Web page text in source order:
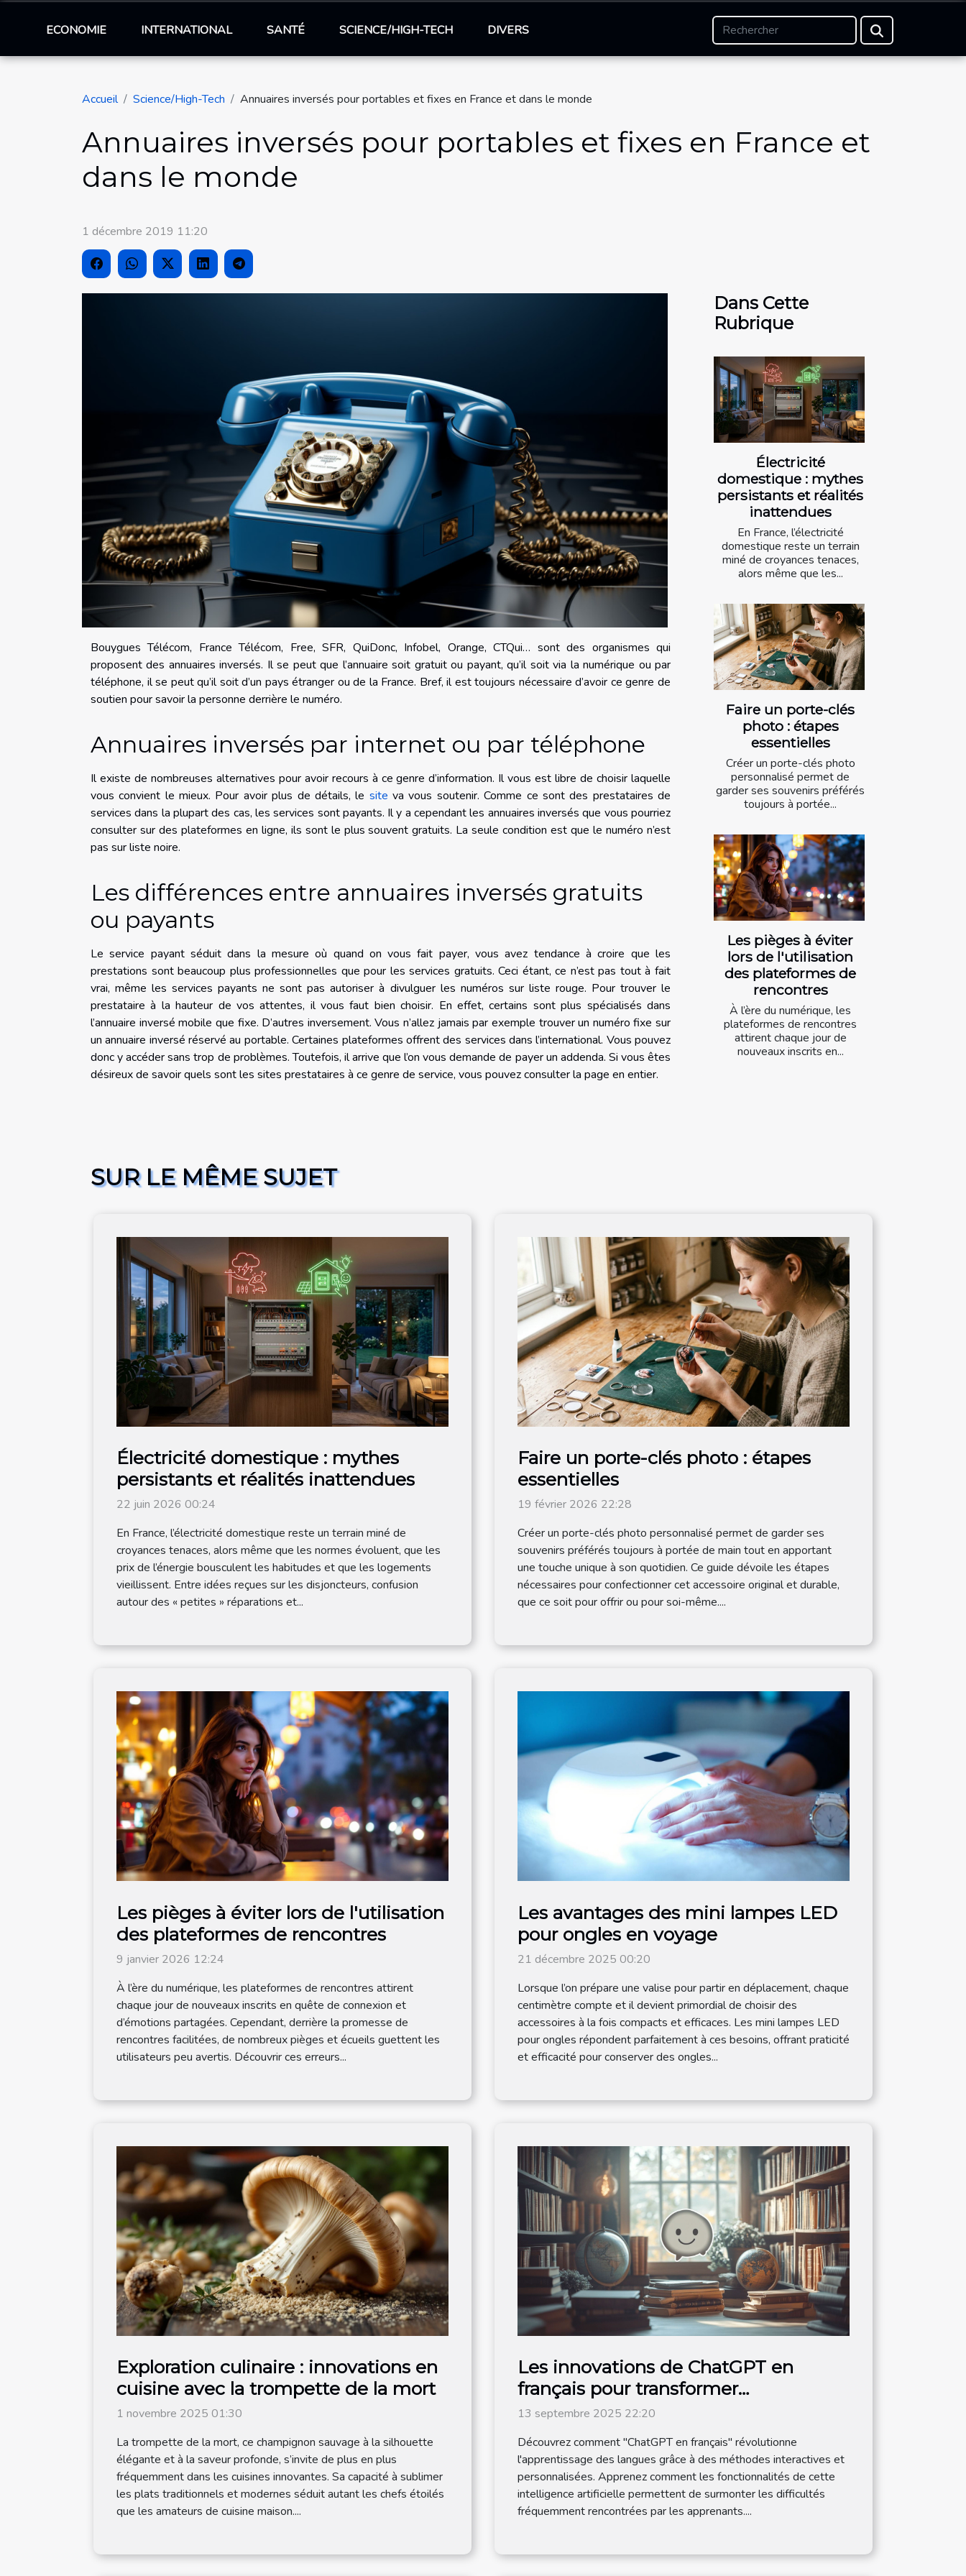
ECONOMIE INTERNATIONAL SANTÉ SCIENCE/HIGH-TECH DIVERS
Accueil Science/High-Tech Annuaires inversés pour portables et fixes en France et dans le monde
Annuaires inversés pour portables et fixes en France et
dans le monde
1 décembre 2019 11:20
Bouygues Télécom, France Télécom, Free, SFR, QuiDonc, Infobel, Orange, CTQui… sont des organismes qui
proposent des annuaires inversés. Il se peut que l’annuaire soit gratuit ou payant, qu’il soit via la numérique ou par
téléphone, il se peut qu’il soit d’un pays étranger ou de la France. Bref, il est toujours nécessaire d’avoir ce genre de
soutien pour savoir la personne derrière le numéro.
Annuaires inversés par internet ou par téléphone
Il existe de nombreuses alternatives pour avoir recours à ce genre d’information. Il vous est libre de choisir laquelle
vous convient le mieux. Pour avoir plus de détails, le site va vous soutenir. Comme ce sont des prestataires de
services dans la plupart des cas, les services sont payants. Il y a cependant les annuaires inversés que vous pourriez
consulter sur des plateformes en ligne, ils sont le plus souvent gratuits. La seule condition est que le numéro n’est
pas sur liste noire.
Les différences entre annuaires inversés gratuits
ou payants
Le service payant séduit dans la mesure où quand on vous fait payer, vous avez tendance à croire que les
prestations sont beaucoup plus professionnelles que pour les services gratuits. Ceci étant, ce n’est pas tout à fait
vrai, même les services payants ne sont pas autoriser à divulguer les numéros sur liste rouge. Pour trouver le
prestataire à la hauteur de vos attentes, il vous faut bien choisir. En effet, certains sont plus spécialisés dans
l’annuaire inversé mobile que fixe. D’autres inversement. Vous n’allez jamais par exemple trouver un numéro fixe sur
un annuaire inversé réservé au portable. Certaines plateformes offrent des services dans l’international. Vous pouvez
donc y accéder sans trop de problèmes. Toutefois, il arrive que l’on vous demande de payer un addenda. Si vous êtes
désireux de savoir quels sont les sites prestataires à ce genre de service, vous pouvez consulter la page en entier.
Dans Cette
Rubrique
Électricité
domestique : mythes
persistants et réalités
inattendues
En France, l’électricité
domestique reste un terrain
miné de croyances tenaces,
alors même que les...
Faire un porte-clés
photo : étapes
essentielles
Créer un porte-clés photo
personnalisé permet de
garder ses souvenirs préférés
toujours à portée...
Les pièges à éviter
lors de l'utilisation
des plateformes de
rencontres
À l’ère du numérique, les
plateformes de rencontres
attirent chaque jour de
nouveaux inscrits en...
SUR LE MÊME SUJET
Électricité domestique : mythes
persistants et réalités inattendues
22 juin 2026 00:24
En France, l’électricité domestique reste un terrain miné de
croyances tenaces, alors même que les normes évoluent, que les
prix de l’énergie bousculent les habitudes et que les logements
vieillissent. Entre idées reçues sur les disjoncteurs, confusion
autour des « petites » réparations et...
Faire un porte-clés photo : étapes
essentielles
19 février 2026 22:28
Créer un porte-clés photo personnalisé permet de garder ses
souvenirs préférés toujours à portée de main tout en apportant
une touche unique à son quotidien. Ce guide dévoile les étapes
nécessaires pour confectionner cet accessoire original et durable,
que ce soit pour offrir ou pour soi-même....
Les pièges à éviter lors de l'utilisation
des plateformes de rencontres
9 janvier 2026 12:24
À l’ère du numérique, les plateformes de rencontres attirent
chaque jour de nouveaux inscrits en quête de connexion et
d’émotions partagées. Cependant, derrière la promesse de
rencontres facilitées, de nombreux pièges et écueils guettent les
utilisateurs peu avertis. Découvrir ces erreurs...
Les avantages des mini lampes LED
pour ongles en voyage
21 décembre 2025 00:20
Lorsque l’on prépare une valise pour partir en déplacement, chaque
centimètre compte et il devient primordial de choisir des
accessoires à la fois compacts et efficaces. Les mini lampes LED
pour ongles répondent parfaitement à ces besoins, offrant praticité
et efficacité pour conserver des ongles...
Exploration culinaire : innovations en
cuisine avec la trompette de la mort
1 novembre 2025 01:30
La trompette de la mort, ce champignon sauvage à la silhouette
élégante et à la saveur profonde, s’invite de plus en plus
fréquemment dans les cuisines innovantes. Sa capacité à sublimer
les plats traditionnels et modernes séduit autant les chefs étoilés
que les amateurs de cuisine maison....
Les innovations de ChatGPT en
français pour transformer
l'apprentissage des langues
13 septembre 2025 22:20
Découvrez comment "ChatGPT en français" révolutionne
l'apprentissage des langues grâce à des méthodes interactives et
personnalisées. Apprenez comment les fonctionnalités de cette
intelligence artificielle permettent de surmonter les difficultés
fréquemment rencontrées par les apprenants....